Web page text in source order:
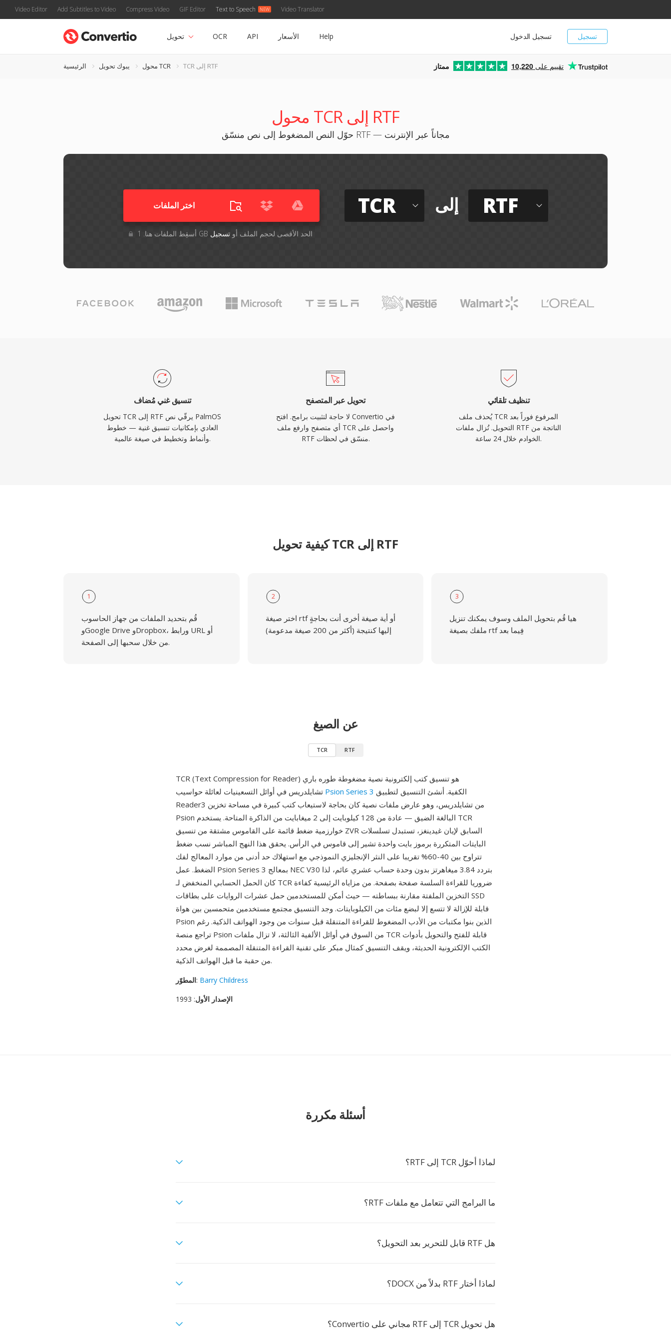
Video Editor Add Subtitles to Video Compress Video GIF Editor Text to Speech Video Translator
تسجيل تسجيل الدخول تحويل OCR API الأسعار Help
الرئيسية يبوك تحويل محول TCR TCR إلى RTF ممتاز 10,220 تقييم على
محول TCR إلى RTF
حوّل النص المضغوط إلى نص منسّق RTF — مجاناً عبر الإنترنت
اختر الملفات
أسقِط الملفات هنا. 1 GB الحد الأقصى لحجم الملف أوتسجيل
TCR إلى RTF
تنسيق غني مُضاف
تحويل TCR إلى RTF يرقّي نص PalmOS
العادي بإمكانيات تنسيق غنية — خطوط
وأنماط وتخطيط في صيغة عالمية.
تحويل عبر المتصفح
لا حاجة لتثبيت برامج. افتح Convertio في
أي متصفح وارفع ملف TCR واحصل على
RTF منسّق في لحظات.
تنظيف تلقائي
يُحذف ملف TCR المرفوع فوراً بعد
التحويل. تُزال ملفات RTF الناتجة من
الخوادم خلال 24 ساعة.
كيفية تحويل TCR إلى RTF
1
قُم بتحديد الملفات من جهاز الحاسوب
وGoogle Drive وDropbox، ورابط URL أو
من خلال سحبها إلى الصفحة.
2
اختر صيغة rtf أو أية صيغة أخرى أنت بحاجةٍ
إليها كنتيجة (أكثر من 200 صيغة مدعومة)
3
هيا قُم بتحويل الملف وسوف يمكنك تنزيل
ملفك بصيغة rtf فِيما بعد
عن الصيغ
TCR RTF
TCR (Text Compression for Reader) هو تنسيق كتب إلكترونية نصية مضغوطة طوره باري
Psion Series 3
Reader3 من تشايلدريس، وهو عارض ملفات نصية كان بحاجة لاستيعاب كتب كبيرة في مساحة تخزين
Psion البالغة الضيق — عادة من 128 كيلوبايت إلى 2 ميغابايت من الذاكرة المتاحة. يستخدم TCR
خوارزمية ضغط قائمة على القاموس مشتقة من تنسيق ZVR السابق لإيان غيدينغز، تستبدل تسلسلات
البايتات المتكررة برموز بايت واحدة تشير إلى قاموس في الرأس. يحقق هذا النهج المباشر نسب ضغط
تتراوح بين 40-60% تقريبا على النثر الإنجليزي النموذجي مع استهلاك حد أدنى من موارد المعالج لفك
الضغط. عمل Psion Series 3 بمعالج NEC V30 بتردد 3.84 ميغاهرتز بدون وحدة حساب عشري عائم، لذا
كان الحمل الحسابي المنخفض لـ TCR ضروريا للقراءة السلسة صفحة بصفحة. من مزاياه الرئيسية كفاءة
التخزين الملفتة مقارنة ببساطته — حيث أمكن للمستخدمين حمل عشرات الروايات على بطاقات SSD
قابلة للإزالة لا تتسع إلا لبضع مئات من الكيلوبايتات. وجد التنسيق مجتمع مستخدمين متحمسين بين هواة
Psion الذين بنوا مكتبات من الأدب المضغوط للقراءة المتنقلة قبل سنوات من وجود الهواتف الذكية. رغم
تراجع منصة Psion من السوق في أوائل الألفية الثالثة، لا تزال ملفات TCR قابلة للفتح والتحويل بأدوات
الكتب الإلكترونية الحديثة، ويقف التنسيق كمثال مبكر على تقنية القراءة المتنقلة المصممة لغرض محدد
من حقبة ما قبل الهواتف الذكية.
المطوّر: Barry Childress
الإصدار الأول: 1993
أسئلة مكررة
لماذا أحوّل TCR إلى RTF؟
ما البرامج التي تتعامل مع ملفات RTF؟
هل RTF قابل للتحرير بعد التحويل؟
لماذا أختار RTF بدلاً من DOCX؟
هل تحويل TCR إلى RTF مجاني على Convertio؟